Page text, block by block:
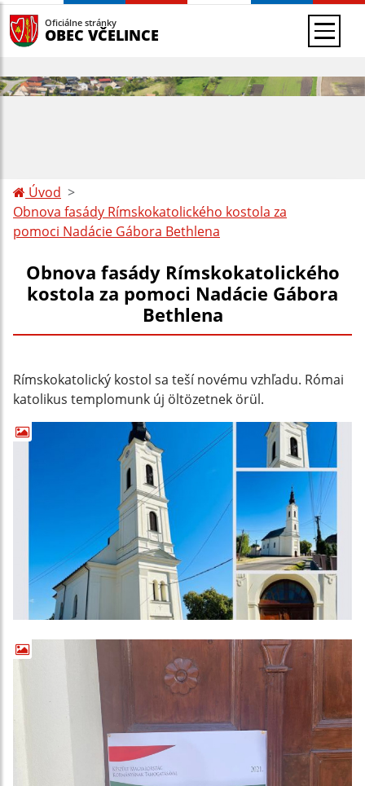
Oficiálne stránky
OBEC VČELINCE
Úvod
Obnova fasády Rímskokatolického kostola za
pomoci Nadácie Gábora Bethlena
Obnova fasády Rímskokatolického
kostola za pomoci Nadácie Gábora
Bethlena
Rímskokatolický kostol sa teší novému vzhľadu. Római
katolikus templomunk új öltözetnek örül.